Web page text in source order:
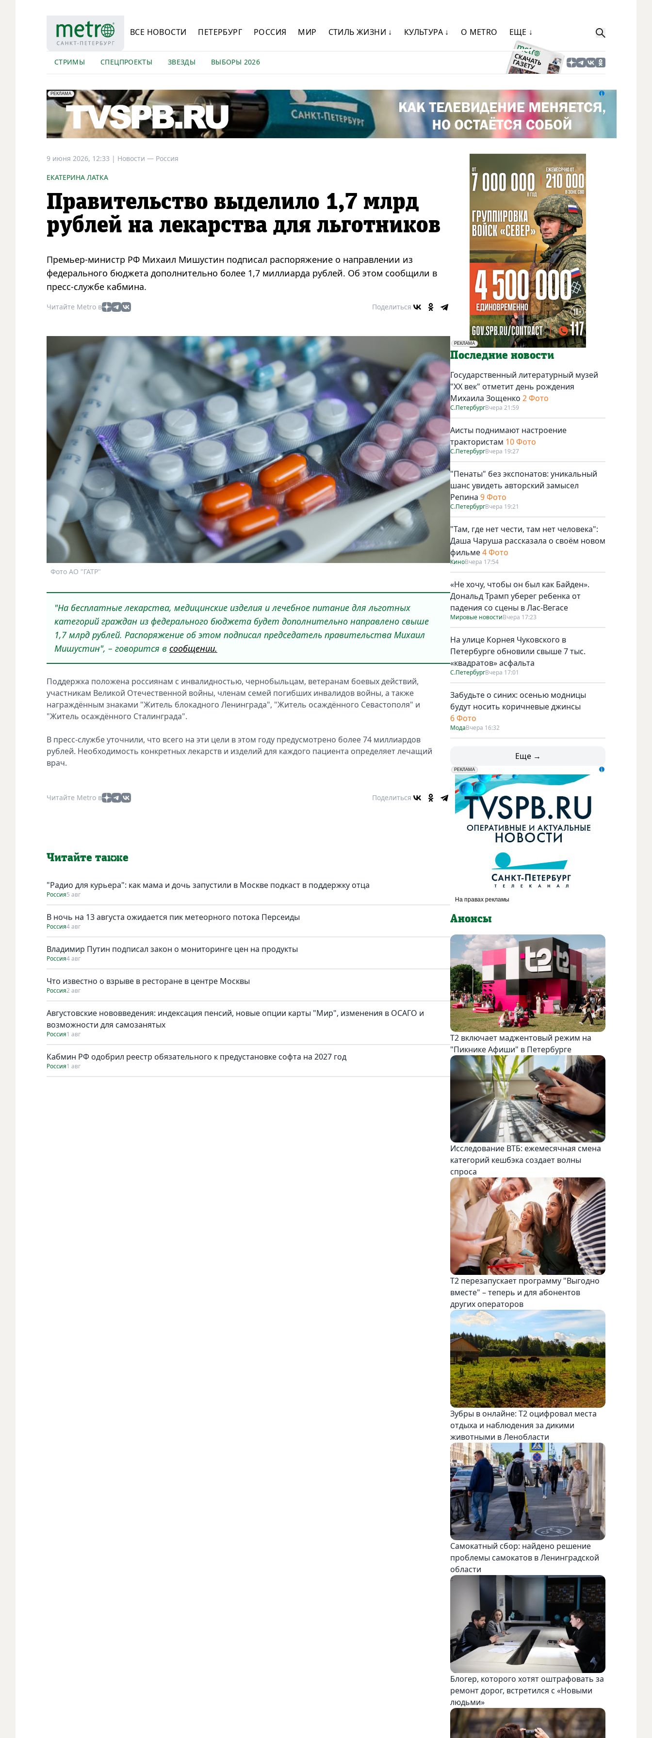
ВСЕ НОВОСТИ ПЕТЕРБУРГ РОССИЯ МИР СТИЛЬ ЖИЗНИ ↓ КУЛЬТУРА ↓ О METRO ЕЩЕ ↓
СТРИМЫ СПЕЦПРОЕКТЫ ЗВЕЗДЫ ВЫБОРЫ 2026
erid: LdtCK5Efv
РЕКЛАМА
АО "ГАТР", ИНН: 7841320717
9 июня 2026, 12:33 | Новости — Россия
ЕКАТЕРИНА ЛАТКА
Правительство выделило 1,7 млрд
рублей на лекарства для льготников
Премьер-министр РФ Михаил Мишустин подписал распоряжение о направлении из
федерального бюджета дополнительно более 1,7 миллиарда рублей. Об этом сообщили в
пресс-службе кабмина.
Читайте Metro в Поделиться
Фото АО "ГАТР"
"На бесплатные лекарства, медицинские изделия и лечебное питание для льготных
категорий граждан из федерального бюджета будет дополнительно направлено свыше
1,7 млрд рублей. Распоряжение об этом подписал председатель правительства Михаил
Мишустин", – говорится в сообщении.
Поддержка положена россиянам с инвалидностью, чернобыльцам, ветеранам боевых действий,
участникам Великой Отечественной войны, членам семей погибших инвалидов войны, а также
награждённым знаками "Житель блокадного Ленинграда", "Житель осаждённого Севастополя" и
"Житель осаждённого Сталинграда".
В пресс-службе уточнили, что всего на эти цели в этом году предусмотрено более 74 миллиардов
рублей. Необходимость конкретных лекарств и изделий для каждого пациента определяет лечащий
врач.
Читайте Metro в Поделиться
Читайте также
"Радио для курьера": как мама и дочь запустили в Москве подкаст в поддержку отца
Россия5 авг
В ночь на 13 августа ожидается пик метеорного потока Персеиды
Россия4 авг
Владимир Путин подписал закон о мониторинге цен на продукты
Россия4 авг
Что известно о взрыве в ресторане в центре Москвы
Россия2 авг
Августовские нововведения: индексация пенсий, новые опции карты "Мир", изменения в ОСАГО и
возможности для самозанятых
Россия1 авг
Кабмин РФ одобрил реестр обязательного к предустановке софта на 2027 год
Россия1 авг
РЕКЛАМА
Социальная реклама
Последние новости
Государственный литературный музей
"ХХ век" отметит день рождения
Михаила Зощенко 2 Фото
С.ПетербургВчера 21:59
Аисты поднимают настроение
трактористам 10 Фото
С.ПетербургВчера 19:27
"Пенаты" без экспонатов: уникальный
шанс увидеть авторский замысел
Репина 9 Фото
С.ПетербургВчера 19:21
"Там, где нет чести, там нет человека":
Даша Чаруша рассказала о своём новом
фильме4 Фото
КиноВчера 17:54
«Не хочу, чтобы он был как Байден».
Дональд Трамп уберег ребенка от
падения со сцены в Лас-Вегасе
Мировые новостиВчера 17:23
На улице Корнея Чуковского в
Петербурге обновили свыше 7 тыс.
«квадратов» асфальта
С.ПетербургВчера 17:01
Забудьте о синих: осенью модницы
будут носить коричневые джинсы
6 Фото
МодаВчера 16:32
Еще →
erid: LdtCK5udn
РЕКЛАМА
АО "ГАТР", ИНН: 7841320717
Анонсы
Т2 включает маджентовый режим на
"Пикнике Афиши" в Петербурге
Исследование ВТБ: ежемесячная смена
категорий кешбэка создает волны
спроса
Т2 перезапускает программу "Выгодно
вместе" – теперь и для абонентов
других операторов
Зубры в онлайне: Т2 оцифровал места
отдыха и наблюдения за дикими
животными в Ленобласти
Самокатный сбор: найдено решение
проблемы самокатов в Ленинградской
области
Блогер, которого хотят оштрафовать за
ремонт дорог, встретился с «Новыми
людьми»